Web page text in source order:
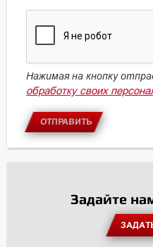
Нажимая на кнопку
обработку своих
ОТПРАВИТЬ
Задайте